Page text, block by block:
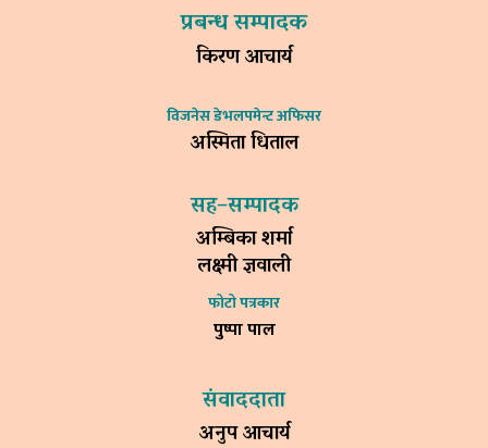
प्रबन्ध सम्पादक
किरण आचार्य
विजनेस डेभलपमेन्ट अफिसर
अस्मिता धिताल
सह–सम्पादक
अम्बिका शर्मा
लक्ष्मी ज्ञवाली
फोटो पत्रकार
पुष्पा पाल
संवाददाता
अनुप आचार्य